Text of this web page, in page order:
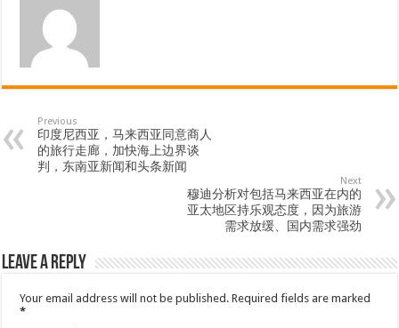
Previous
印度尼西亚，马来西亚同意商人
的旅行走廊，加快海上边界谈
判，东南亚新闻和头条新闻
Next
穆迪分析对包括马来西亚在内的
亚太地区持乐观态度，因为旅游
需求放缓、国内需求强劲
Leave a Reply
Your email address will not be published. Required fields are marked
*